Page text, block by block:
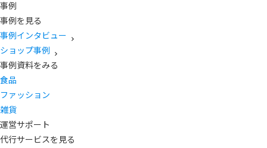
事例
事例を見る
事例インタビュー
ショップ事例
事例資料をみる
食品
ファッション
雑貨
運営サポート
代行サービスを見る